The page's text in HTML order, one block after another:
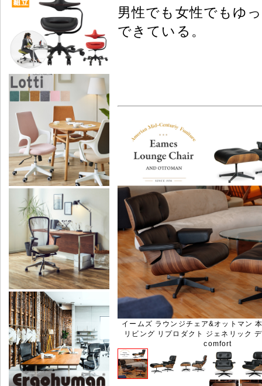
男性でも女性でもゆ
できている。
イームズ ラウンジチェア&オットマン
リビング リプロダクト ジェネリック
comfort